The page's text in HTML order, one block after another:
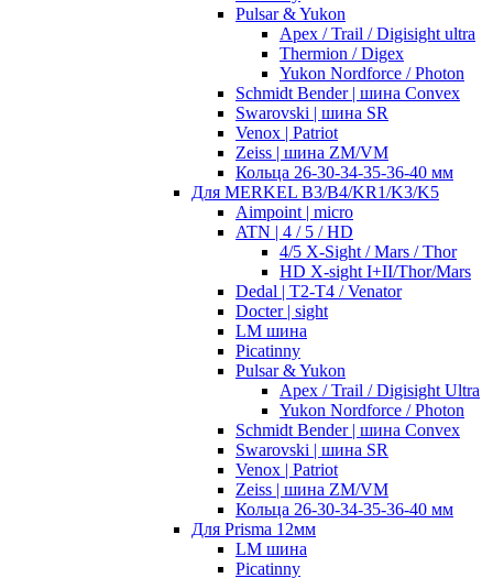
Pulsar & Yukon
Apex / Trail / Digisight ultra
Thermion / Digex
Yukon Nordforce / Photon
Schmidt Bender | шина Convex
Swarovski | шина SR
Venox | Patriot
Zeiss | шина ZM/VM
Кольца 26-30-34-35-36-40 мм
Для MERKEL B3/B4/KR1/K3/K5
Aimpoint | micro
ATN | 4 / 5 / HD
4/5 X-Sight / Mars / Thor
HD X-sight I+II/Thor/Mars
Dedal | T2-T4 / Venator
Docter | sight
LM шина
Picatinny
Pulsar & Yukon
Apex / Trail / Digisight Ultra
Yukon Nordforce / Photon
Schmidt Bender | шина Convex
Swarovski | шина SR
Venox | Patriot
Zeiss | шина ZM/VM
Кольца 26-30-34-35-36-40 мм
Для Prisma 12мм
LM шина
Picatinny